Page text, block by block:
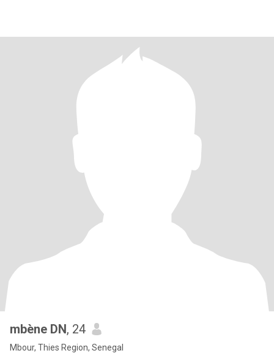
mbène DN, 24
Mbour, Thies Region, Senegal